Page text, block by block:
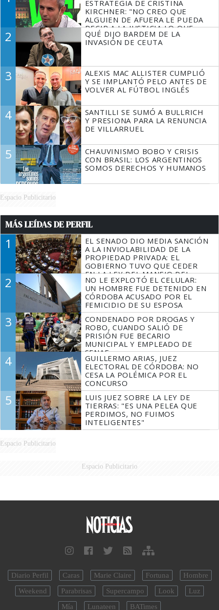
ESTRATEGIA DE CRISTINA
KIRCHNER: "NO CREO QUE
ALGUIEN DE AFUERA LE PUEDA
DECIR A LA JUSTICIA LO QUE
TIENE QUE HACER"
2
QUÉ DIJO BARDEM DE LA
INVASIÓN DE CEUTA
3
ALEXIS MAC ALLISTER CUMPLIÓ
Y SE IMPLANTÓ PELO ANTES DE
VOLVER AL FÚTBOL INGLÉS
4
SANTILLI SE SUMÓ A BULLRICH
Y PRESIONA PARA LA RENUNCIA
DE VILLARRUEL
5
CHAUVINISMO BOBO Y CRISIS
CON BRASIL: LOS ARGENTINOS
SOMOS DERECHOS Y HUMANOS
Espacio Publicitario
MÁS LEÍDAS DE PERFIL
1
EL SENADO DIO MEDIA SANCIÓN
A LA INVIOLABILIDAD DE LA
PROPIEDAD PRIVADA: EL
GOBIERNO TUVO QUE CEDER
EN LA LEY DEL MANEJO DEL
FUEGO
2
NO LE EXPLOTÓ EL CELULAR:
UN HOMBRE FUE DETENIDO EN
CÓRDOBA ACUSADO POR EL
FEMICIDIO DE SU ESPOSA
3
CONDENADO POR DROGAS Y
ROBO, CUANDO SALIÓ DE
PRISIÓN FUE BECARIO
MUNICIPAL Y EMPLEADO DE
SENAF
4
GUILLERMO ARIAS, JUEZ
ELECTORAL DE CÓRDOBA: NO
CESA LA POLÉMICA POR EL
CONCURSO
5
LUIS JUEZ SOBRE LA LEY DE
TIERRAS: "ES UNA PELEA QUE
PERDIMOS, NO FUIMOS
INTELIGENTES"
Espacio Publicitario
Espacio Publicitario
Diario Perfil Caras Marie Claire Fortuna
Hombre
Weekend
Parabrisas Supercampo Look
Luz
Mía
Lunateen BATimes